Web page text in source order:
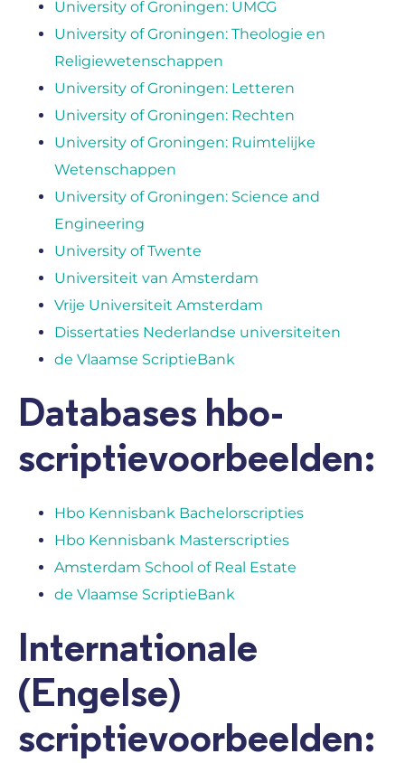
University of Groningen: UMCG
University of Groningen: Theologie en
Religiewetenschappen
University of Groningen: Letteren
University of Groningen: Rechten
University of Groningen: Ruimtelijke
Wetenschappen
University of Groningen: Science and
Engineering
University of Twente
Universiteit van Amsterdam
Vrije Universiteit Amsterdam
Dissertaties Nederlandse universiteiten
de Vlaamse ScriptieBank
Databases hbo-
scriptievoorbeelden:
Hbo Kennisbank Bachelorscripties
Hbo Kennisbank Masterscripties
Amsterdam School of Real Estate
de Vlaamse ScriptieBank
Internationale
(Engelse)
scriptievoorbeelden: